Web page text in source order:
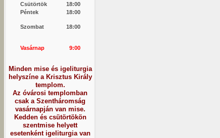
Csütörtök
18:00
Péntek
18:00
Szombat 18:00
Vasárnap 9:00
Minden mise és igeliturgia
helyszíne a Krisztus Király
templom.
Az óvárosi templomban
csak a Szentháromság
vasárnapján van mise.
Kedden és csütörtökön
szentmise helyett
esetenként igeliturgia van